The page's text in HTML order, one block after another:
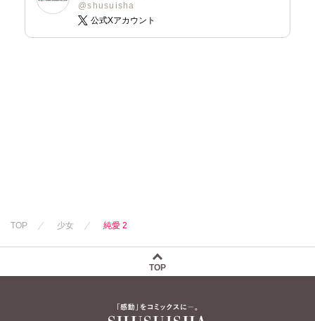
@shusuisha
公式Xアカウント
TOP 少女 純愛 2
TOP